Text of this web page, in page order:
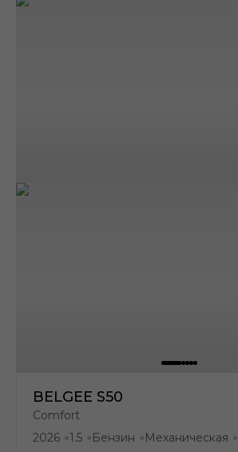
BELGEE S50
Comfort
2026 ●1.5 ● Бензин ● Механическая ●